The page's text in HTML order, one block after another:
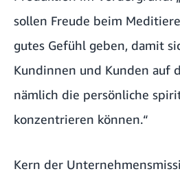
sollen Freude beim
gutes Gefühl geben, damit
Kundinnen und Kunden auf
nämlich die persönliche
konzentrieren können.“
Kern der